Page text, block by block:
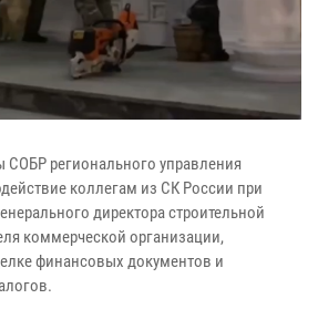
СОБР регионального управления
коллегам из СК России при
директора строительной
коммерческой организации,
финансовых документов и